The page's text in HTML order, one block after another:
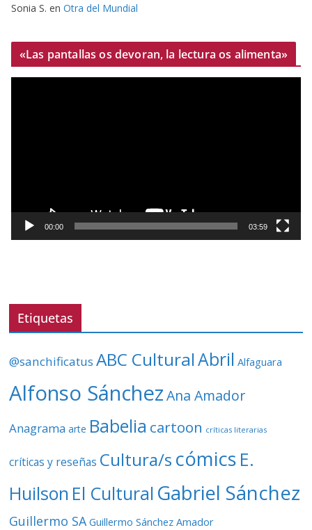
Sonia S. en Otra del Mundial
«Las pantallas os devoran, la lectura os alimenta»
o
e
00:00 03:59
Etiquetas
@sanchificatus ABC CulturalAbril Alfaguara
Alfonso Sánchez Ana Amador
Anagrama arte Babelia cartoon críticas literarias
críticas y reseñas Cultura/s cómics E.
Huilson El Cultural Gabriel Sánchez
Guillermo SA Guillermo Sánchez Amador